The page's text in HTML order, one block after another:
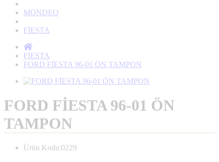
MONDEO
FİESTA
FİESTA
FORD FİESTA 96-01 ÖN TAMPON
FORD FİESTA 96-01 ÖN
TAMPON
Ürün Kodu:0229